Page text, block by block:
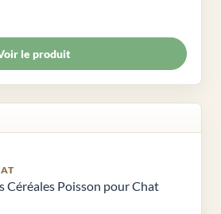
le produit
Céréales Poisson pour Chat